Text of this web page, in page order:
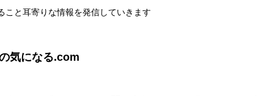
こと耳寄りな情報を発信していきます
気になる.com